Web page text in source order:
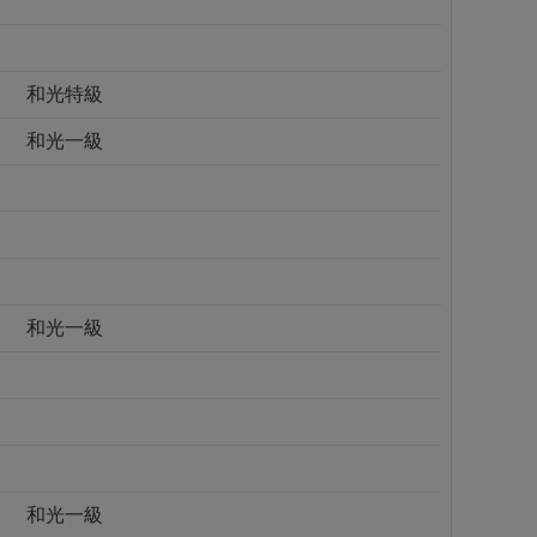
和光特級
和光一級
和光一級
和光一級